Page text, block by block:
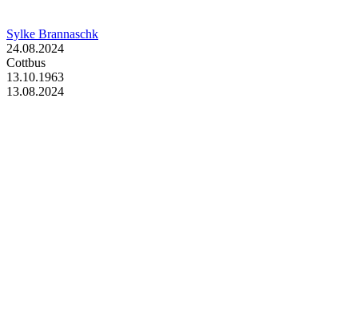
Sylke Brannaschk
24.08.2024
Cottbus
13.10.1963
13.08.2024